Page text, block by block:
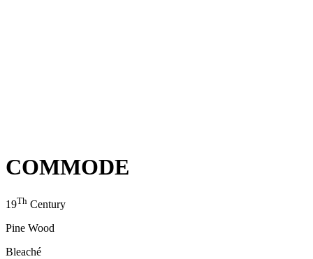
COMMODE
19Th Century
Pine Wood
Bleaché